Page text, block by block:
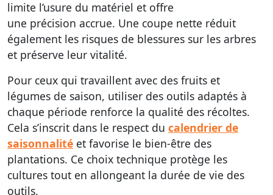
limite l’usure du matériel et offre
une précision accrue. Une coupe nette réduit
également les risques de blessures sur les arbres
et préserve leur vitalité.
Pour ceux qui travaillent avec des fruits et
légumes de saison, utiliser des outils adaptés à
chaque période renforce la qualité des récoltes.
Cela s’inscrit dans le respect du calendrier de
saisonnalité et favorise le bien-être des
plantations. Ce choix technique protège les
cultures tout en allongeant la durée de vie des
outils.